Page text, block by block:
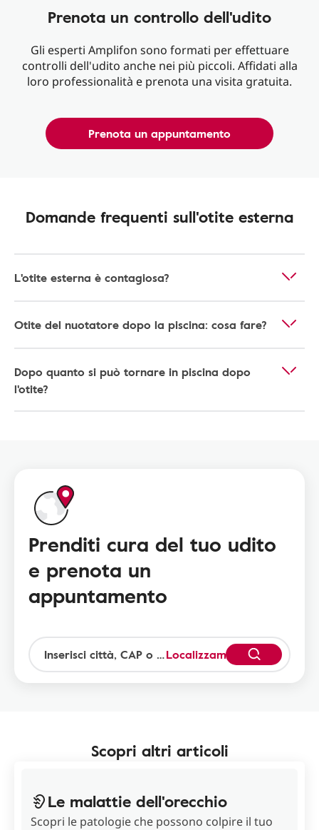
Prenota un controllo dell'udito
Gli esperti Amplifon sono formati per effettuare
controlli dell'udito anche nei più piccoli. Affidati alla
loro professionalità e prenota una visita gratuita.
Prenota un appuntamento
Domande frequenti sull'otite esterna
L'otite esterna è contagiosa?
Otite del nuotatore dopo la piscina: cosa fare?
Dopo quanto si può tornare in piscina dopo
l'otite?
Prenditi cura del tuo udito
e prenota un
appuntamento
Localizzami
Scopri altri articoli
Le malattie dell'orecchio
Scopri le patologie che possono colpire il tuo